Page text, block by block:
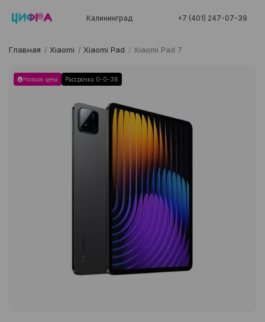
Калининград +7 (401) 247-07-39
Главная / Xiaomi / Xiaomi Pad / Xiaomi Pad 7
Низкая цена Рассрочка 0-0-36